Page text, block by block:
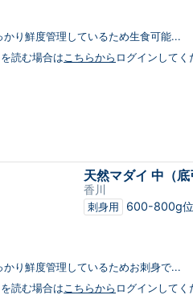
り鮮度管理しているため生食可能...
読む場合はこちらから ログインしてく
天然マダイ 中（底
香川
刺身用 600-800g位
り鮮度管理しているためお刺身で...
読む場合はこちらから ログインしてく